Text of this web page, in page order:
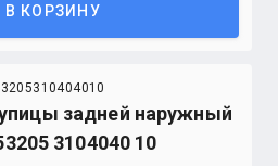
В КОРЗИНУ
задней наружный
3104040 10